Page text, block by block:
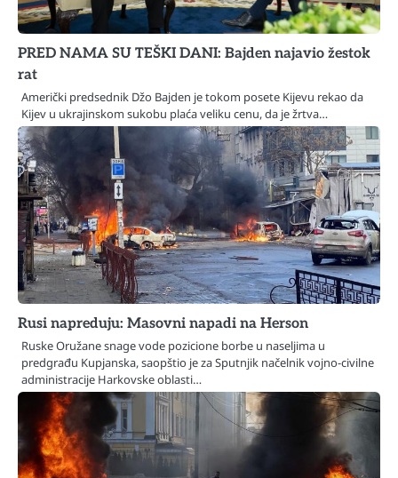
PRED NAMA SU TEŠKI DANI: Bajden najavio žestok
rat
Američki predsednik Džo Bajden je tokom posete Kijevu rekao da
Kijev u ukrajinskom sukobu plaća veliku cenu, da je žrtva…
Rusi napreduju: Masovni napadi na Herson
Ruske Oružane snage vode pozicione borbe u naseljima u
predgrađu Kupjanska, saopštio je za Sputnjik načelnik vojno-civilne
administracije Harkovske oblasti…